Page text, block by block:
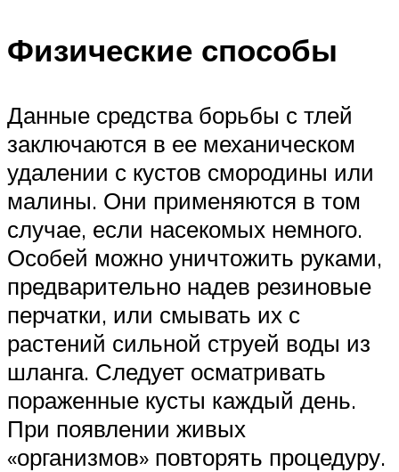
Физические способы
Данные средства борьбы с тлей
заключаются в ее механическом
удалении с кустов смородины или
малины. Они применяются в том
случае, если насекомых немного.
Особей можно уничтожить руками,
предварительно надев резиновые
перчатки, или смывать их с
растений сильной струей воды из
шланга. Следует осматривать
пораженные кусты каждый день.
При появлении живых
«организмов» повторять процедуру.